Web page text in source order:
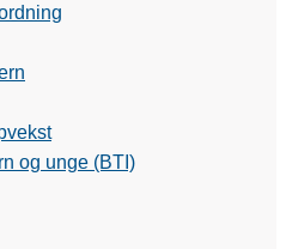
og unge (BTI)